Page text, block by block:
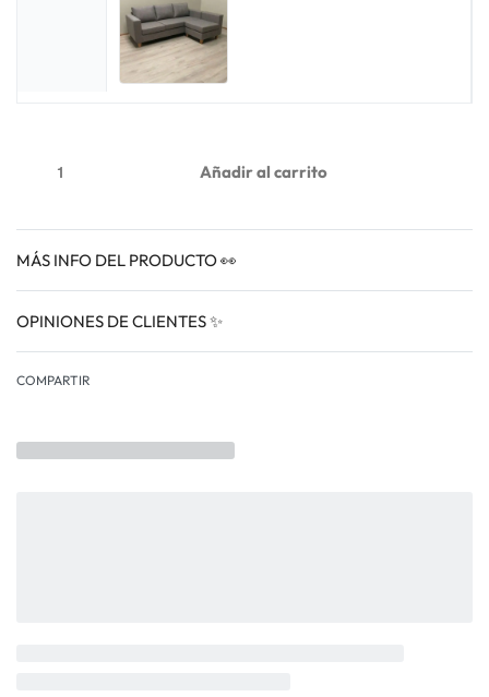
Añadir al carrito
MÁS INFO DEL PRODUCTO 👀
OPINIONES DE CLIENTES ✨
COMPARTIR